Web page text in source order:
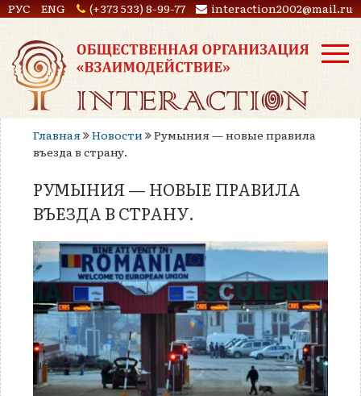
РУС ENG (+373 533) 8-99-77 interaction2002@mail.ru
Главная Новости
Румыния — новые правила
въезда в страну.
РУМЫНИЯ — НОВЫЕ ПРАВИЛА
ВЪЕЗДА В СТРАНУ.